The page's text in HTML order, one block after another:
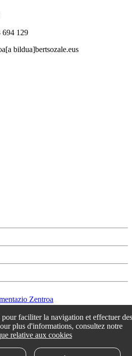
694 129
bildua]bertsozale.eus
Zentroa
943 69 30 41 / xenpelar [a bildua]
/Pribatutasun politika/Cookie politika
Changer les paramétres des cookies
faciliter la navigation et effectuer des
plus d'informations, consultez notre
relative aux cookies